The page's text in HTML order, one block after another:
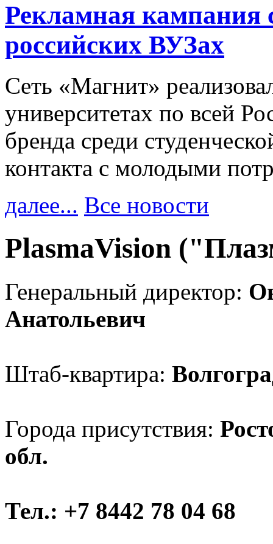
Рекламная кампания
российских ВУЗах
Сеть «Магнит»
университетах по всей
бренда среди
контакта с молодыми
далее... Все новости
PlasmaVision
Генеральный директор:
Анатольевич
Штаб-квартира:
Города присутствия:
обл.
Тел.: +7 8442 78 04 68